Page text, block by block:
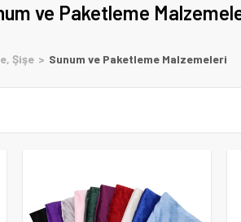
ve Paketleme
Şişe Sunum ve Paketleme Malzemeleri